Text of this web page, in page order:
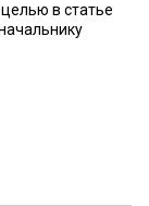
в статье